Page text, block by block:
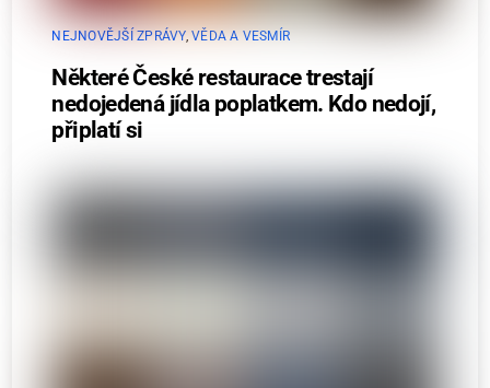
NEJNOVĚJŠÍ ZPRÁVY,VĚDA A VESMÍR
Některé České restaurace trestají
nedojedená jídla poplatkem. Kdo nedojí,
připlatí si